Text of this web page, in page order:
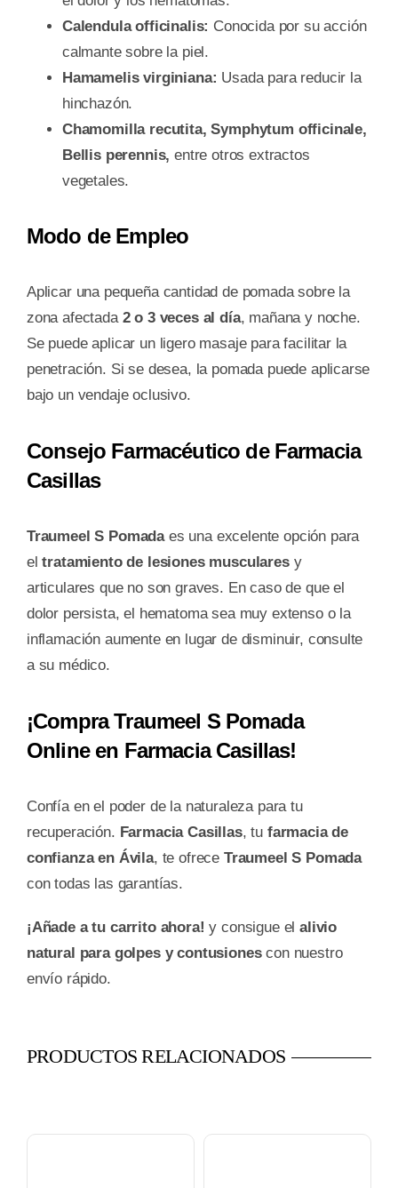
Calendula officinalis: Conocida por su acción
calmante sobre la piel.
Hamamelis virginiana: Usada para reducir la
hinchazón.
Chamomilla recutita, Symphytum officinale,
Bellis perennis, entre otros extractos
vegetales.
Modo de Empleo
Aplicar una pequeña cantidad de pomada sobre la
zona afectada 2 o 3 veces al día, mañana y noche.
Se puede aplicar un ligero masaje para facilitar la
penetración. Si se desea, la pomada puede aplicarse
bajo un vendaje oclusivo.
Consejo Farmacéutico de Farmacia
Casillas
Traumeel S Pomadaes una excelente opción para
eltratamiento de lesiones muscularesy
articulares que no son graves. En caso de que el
dolor persista, el hematoma sea muy extenso o la
inflamación aumente en lugar de disminuir, consulte
a su médico.
¡Compra Traumeel S Pomada
Online en Farmacia Casillas!
Confía en el poder de la naturaleza para tu
recuperación. Farmacia Casillas, tu farmacia de
confianza en Ávila, te ofrece Traumeel S Pomada
con todas las garantías.
¡Añade a tu carrito ahora! y consigue elalivio
natural para golpes y contusionescon nuestro
envío rápido.
PRODUCTOS RELACIONADOS